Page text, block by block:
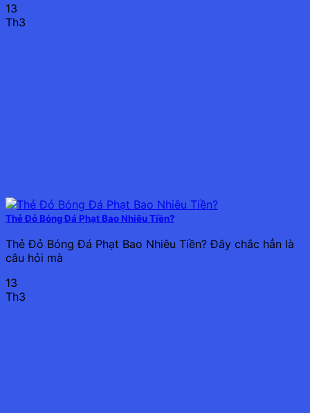
13
Th3
Thẻ Đỏ Bóng Đá Phạt Bao Nhiêu Tiền?
Thẻ Đỏ Bóng Đá Phạt Bao Nhiêu Tiền? Đây chắc hẳn là
câu hỏi mà
13
Th3